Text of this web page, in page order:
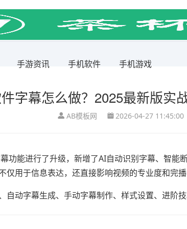
手游资讯 手机软件 手机游戏
字幕怎么做？2025最新版实
AB模板网 2026-04-27 11:45:00
功能进行了升级，新增了AI自动识别字幕、智能
仅用于信息表达，还直接影响视频的专业度和完播
自动字幕生成、手动字幕制作、样式设置、进阶